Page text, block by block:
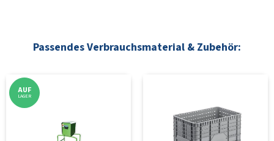
Passendes Verbrauchsmaterial & Zubehör:
AUF
LAGER